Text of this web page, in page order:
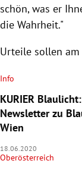
schön, was er
die Wahrheit."
Urteile sollen
Info
KURIER
Newsletter zu
Wien
18.06.2020
Oberösterreich